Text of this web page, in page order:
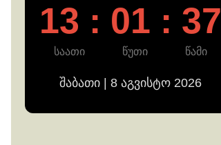
13 : 01 : 38
საათი წუთი წამი
შაბათი | 8 აგვისტო 2026